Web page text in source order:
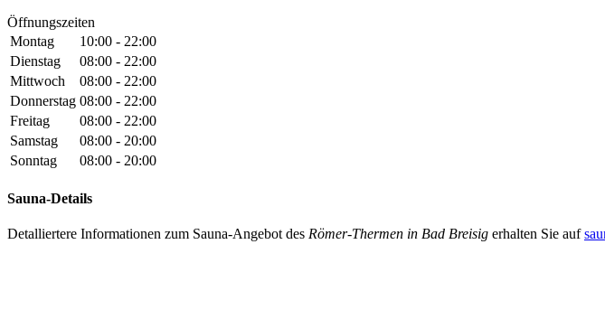
Öffnungszeiten
Montag
10:00 - 22:00
Dienstag
08:00 - 22:00
Mittwoch
08:00 - 22:00
Donnerstag 08:00 - 22:00
Freitag
08:00 - 22:00
Samstag
08:00 - 20:00
Sonntag
08:00 - 20:00
Sauna-Details
Detalliertere Informationen zum Sauna-Angebot des Römer-Thermen in Bad Breisig erhalten Sie auf